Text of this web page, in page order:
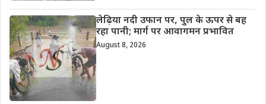
लेढ़िया नदी उफान पर, पुल के ऊपर से बह
रहा पानी; मार्ग पर आवागमन प्रभावित
August 8, 2026